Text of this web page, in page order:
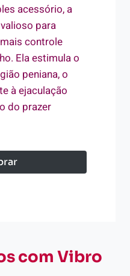
acessório, a
para
controle
Ela estimula o
peniana, o
à ejaculação
do prazer
com Vibro